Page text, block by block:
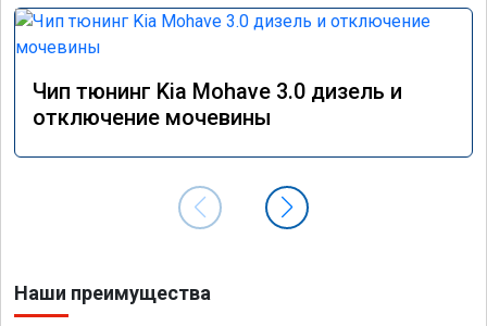
Чип тюнинг Kia Mohave 3.0 дизель и
отключение мочевины
Наши преимущества